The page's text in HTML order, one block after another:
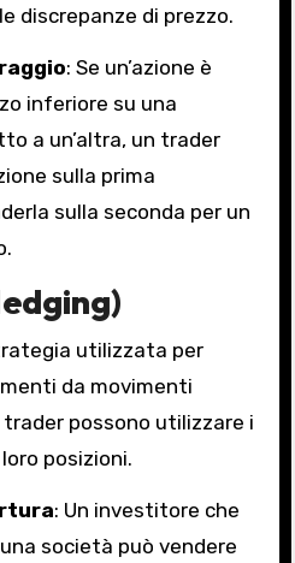
discrepanze di prezzo.
: Se un’azione è
inferiore su una
a un’altra, un trader
sulla prima
sulla seconda per un
utilizzata per
da movimenti
possono utilizzare i
posizioni.
: Un investitore che
società può vendere